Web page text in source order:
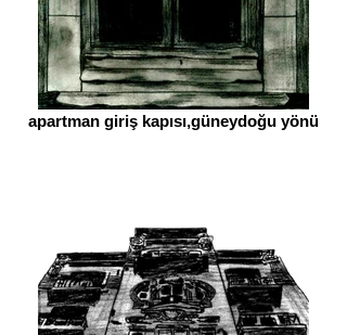
apartman giriş kapısı,güneydoğu yönü